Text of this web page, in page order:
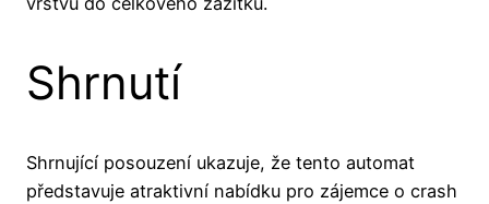
Shrnutí
Shrnující posouzení ukazuje, že tento automat
představuje atraktivní nabídku pro zájemce o crash